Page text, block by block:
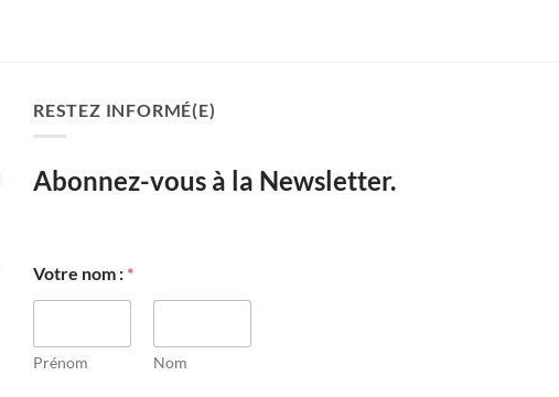
RESTEZ INFORMÉ(E)
Abonnez-vous à la Newsletter.
o
m
o
t
Votre nom : *
Prénom Nom